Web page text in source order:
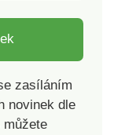
zasíláním
novinek dle
můžete